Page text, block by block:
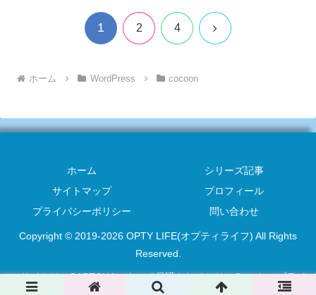
1 2 4 次
ホーム WordPress cocoon
ホーム
シリーズ記事
サイトマップ
プロフィール
プライバシーポリシー
問い合わせ
Copyright © 2019-2026 OPTY LIFE(オプティライフ) All Rights
Reserved.
このサイトはreCAPTCHAによって保護されており、Googleのプライバ